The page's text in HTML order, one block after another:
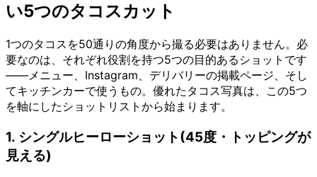
い5つのタコスカット
1つのタコスを50通りの角度から撮る必要はありません。必
要なのは、それぞれ役割を持つ5つの目的あるショットです
——メニュー、Instagram、デリバリーの掲載ページ、そし
てキッチンカーで使うもの。優れたタコス写真は、この5つ
を軸にしたショットリストから始まります。
1. シングルヒーローショット(45度・トッピングが
見える)